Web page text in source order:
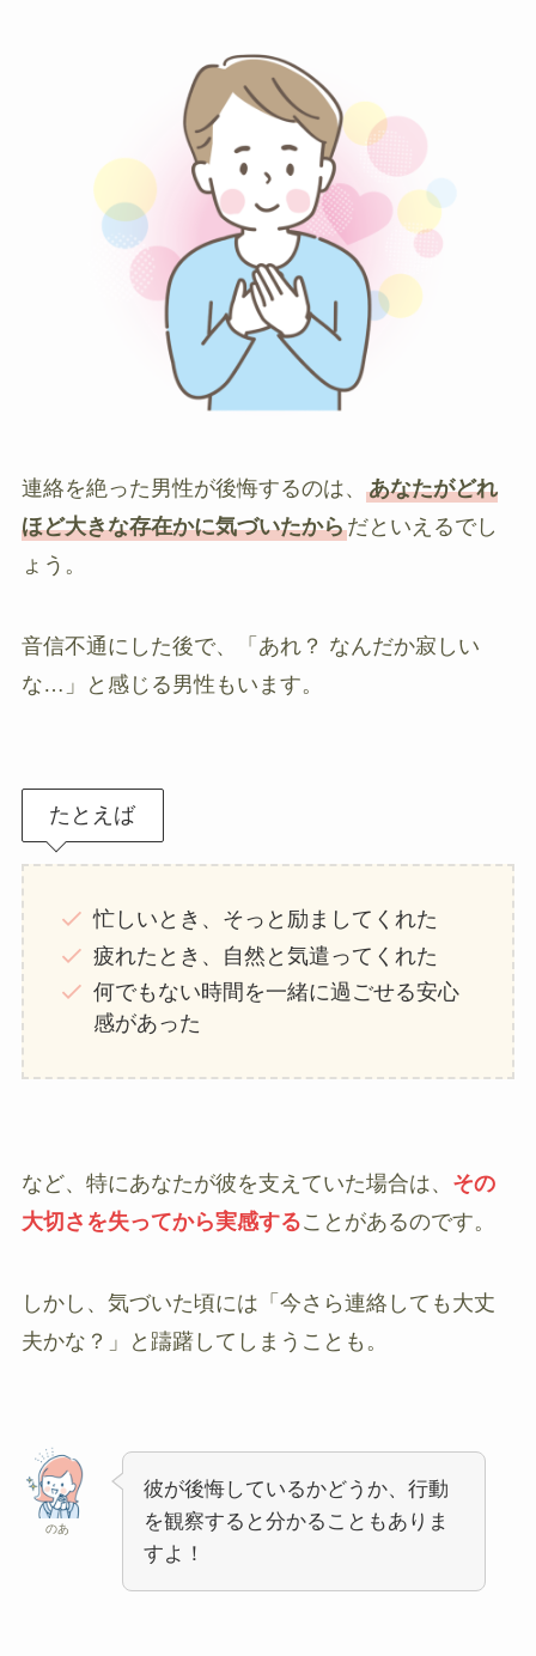
連絡を絶った男性が後悔するのは、 あなたがどれ
ほど大きな存在かに気づいたからだといえるでし
ょう。
音信不通にした後で、「あれ？ なんだか寂しい
な…」と感じる男性もいます。
たとえば
忙しいとき、そっと励ましてくれた
疲れたとき、自然と気遣ってくれた
何でもない時間を一緒に過ごせる安心
感があった
など、特にあなたが彼を支えていた場合は、 その
大切さを失ってから実感することがあるのです。
しかし、気づいた頃には「今さら連絡しても大丈
夫かな？」と躊躇してしまうことも。
のあ
彼が後悔しているかどうか、行動
を観察すると分かることもありま
すよ！